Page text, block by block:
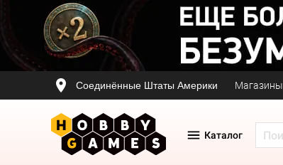
Соединённые Штаты Америки Магазины
Каталог